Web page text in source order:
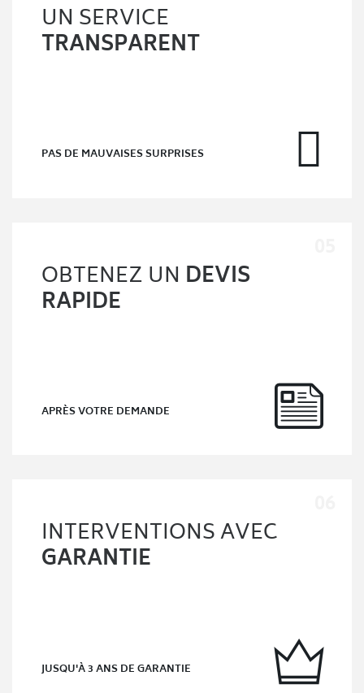
UN SERVICE
TRANSPARENT
PAS DE MAUVAISES SURPRISES
OBTENEZ UN DEVIS
RAPIDE
APRÈS VOTRE DEMANDE
INTERVENTIONS AVEC
GARANTIE
JUSQU'À 3 ANS DE GARANTIE